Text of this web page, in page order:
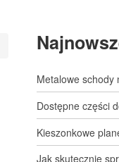
Metalowe schody
Dostępne części
Kieszonkowe
Jak skutecznie